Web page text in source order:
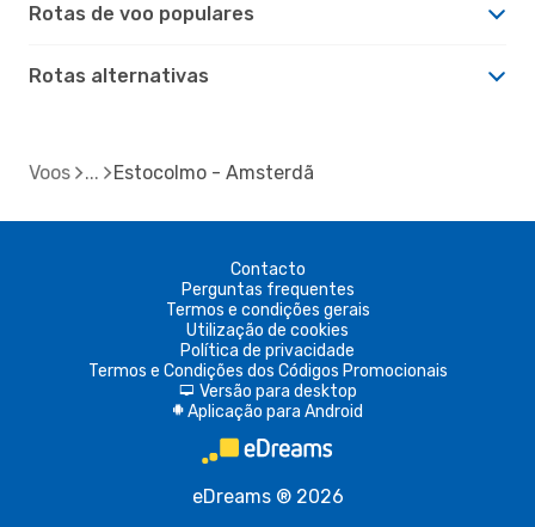
Rotas de voo populares
Rotas alternativas
Voos Estocolmo - Amsterdã
Contacto
Perguntas frequentes
Termos e condições gerais
Utilização de cookies
Política de privacidade
Termos e Condições dos Códigos Promocionais
d Versão para desktop
A Aplicação para Android
eDreams ® 2026